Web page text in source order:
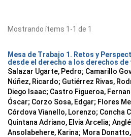
Mostrando ítems 1-1 de 1
Mesa de Trabajo 1. Retos y
desde el derecho a los derechos
Salazar Ugarte, Pedro; Camarillo
Núñez, Ricardo; Gutiérrez Rivas,
Diego Isaac; Castro Figueroa,
Óscar; Corzo Sosa, Edgar; Flores
Córdova Vianello, Lorenzo; Concha
Quintana Adriano, Elvia Arcelia;
Ansolabehere, Karina; Mora